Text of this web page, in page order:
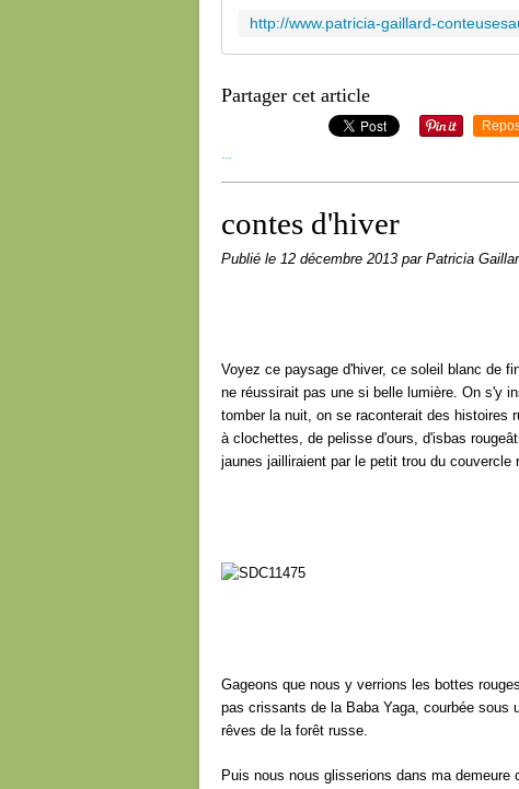
Partager cet article
contes d'hiver
Publié le 12 décembre 2013 par Patricia
Voyez ce paysage d'hiver, ce soleil blanc de
ne réussirait pas une si belle lumière. On s'y
tomber la nuit, on se raconterait des histoires
à clochettes, de pelisse d'ours, d'isbas
jaunes jailliraient par le petit trou du couvercle
Gageons que nous y verrions les bottes
pas crissants de la Baba Yaga, courbée sous
rêves de la forêt russe.
Puis nous nous glisserions dans ma